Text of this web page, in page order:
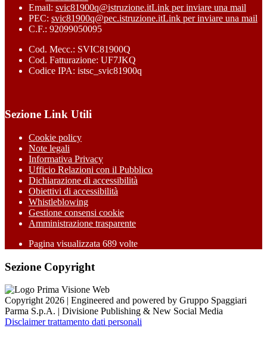
Email: svic81900q@istruzione.itLink per inviare una mail
PEC: svic81900q@pec.istruzione.itLink per inviare una mail
C.F.: 92099050095
Cod. Mecc.: SVIC81900Q
Cod. Fatturazione: UF7JKQ
Codice IPA: istsc_svic81900q
Sezione Link Utili
Cookie policy
Note legali
Informativa Privacy
Ufficio Relazioni con il Pubblico
Dichiarazione di accessibilità
Obiettivi di accessibilità
Whistleblowing
Gestione consensi cookie
Amministrazione trasparente
Pagina visualizzata 689 volte
Sezione Copyright
Copyright 2026 | Engineered and powered by Gruppo Spaggiari
Parma S.p.A. | Divisione Publishing & New Social Media
Disclaimer trattamento dati personali